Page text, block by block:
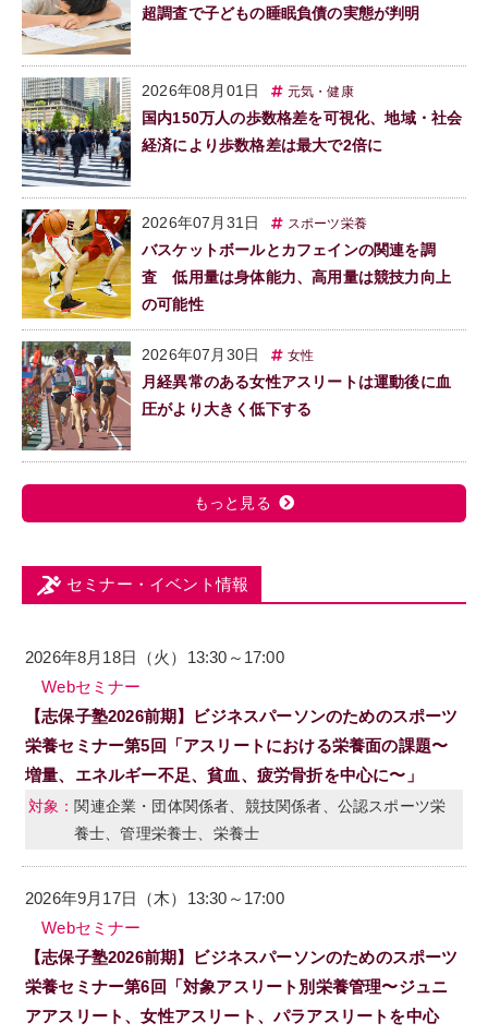
超調査で子どもの睡眠負債の実態が判明
2026年08月01日 元気・健康
国内150万人の歩数格差を可視化、地域・社会
経済により歩数格差は最大で2倍に
2026年07月31日 スポーツ栄養
バスケットボールとカフェインの関連を調
査 低用量は身体能力、高用量は競技力向上
の可能性
2026年07月30日 女性
月経異常のある女性アスリートは運動後に血
圧がより大きく低下する
もっと見る
セミナー・イベント情報
2026年8月18日（火）13:30～17:00
Webセミナー
【志保子塾2026前期】ビジネスパーソンのためのスポーツ
栄養セミナー第5回「アスリートにおける栄養面の課題〜
増量、エネルギー不足、貧血、疲労骨折を中心に〜」
関連企業・団体関係者、競技関係者、公認スポーツ栄
養士、管理栄養士、栄養士
2026年9月17日（木）13:30～17:00
Webセミナー
【志保子塾2026前期】ビジネスパーソンのためのスポーツ
栄養セミナー第6回「対象アスリート別栄養管理〜ジュニ
アアスリート、女性アスリート、パラアスリートを中心